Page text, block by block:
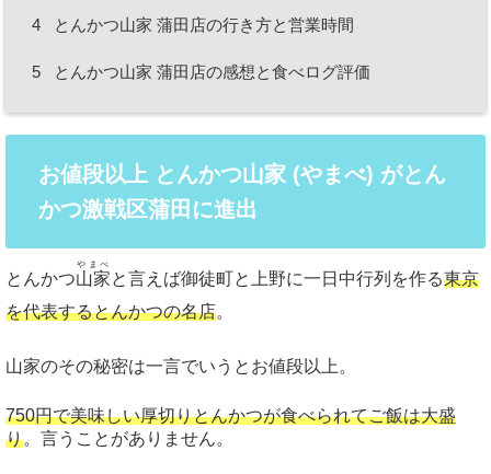
4 とんかつ山家 蒲田店の行き方と営業時間
5 とんかつ山家 蒲田店の感想と食べログ評価
お値段以上 とんかつ山家 (やまべ) がとん
かつ激戦区蒲田に進出
とんかつ山家
やまべ
と言えば御徒町と上野に一日中行列を作る東京
を代表するとんかつの名店。
山家のその秘密は一言でいうとお値段以上。
750円で美味しい厚切りとんかつが食べられてご飯は大盛
り。言うことがありません。